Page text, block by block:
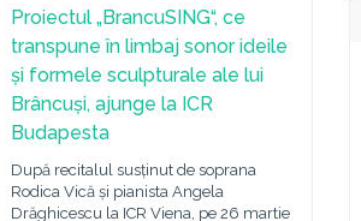
Proiectul „BrancuSING“, ce
transpune în limbaj sonor ideile
și formele sculpturale ale lui
Brâncuși, ajunge la ICR
Budapesta
După recitalul susținut de soprana
Rodica Vică și pianista Angela
Drăghicescu la ICR Viena, pe 26 martie